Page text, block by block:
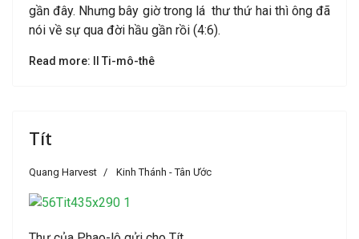
gần đây. Nhưng bây giờ trong lá thư thứ hai thì ông đã
nói về sự qua đời hầu gần rồi (4:6).
Read more: II Ti-mô-thê
Tít
Quang Harvest Kinh Thánh - Tân Ước